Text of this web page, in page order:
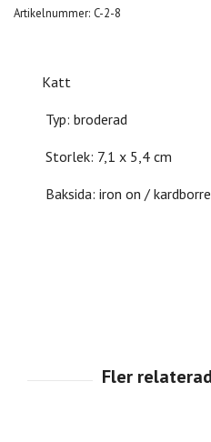
Artikelnummer: C-2-8
Katt
Typ: broderad
Storlek: 7,1 x 5,4 cm
Baksida: iron on / kardborre